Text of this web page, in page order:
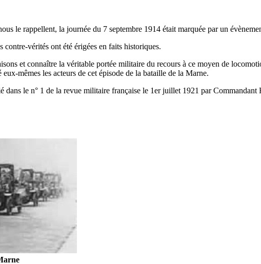
le rappellent, la journée du 7 septembre 1914 était marquée par un
contre-vérités ont été érigées en faits historiques.
et connaître la véritable portée militaire du recours à ce moyen de
mêmes les acteurs de cet épisode de la bataille de la Marne.
dans le n° 1 de la revue militaire française le 1er juillet 1921 par